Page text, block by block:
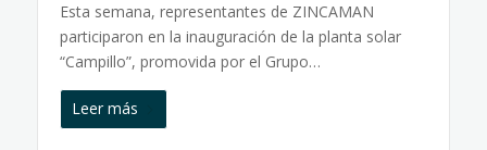
Esta semana, representantes de ZINCAMAN
participaron en la inauguración de la planta solar
“Campillo”, promovida por el Grupo…
Leer más